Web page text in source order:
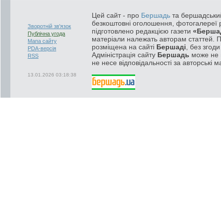
Зворотній зв'язок
Публічна угода
Мапа сайту
PDA-версія
RSS
13.01.2026 03:18:38
Цей сайт - про Бершадь та
безкоштовні оголошення, фотогалереї
підготовлено редакцією газети
матеріали належать авторам статтей.
розміщена на сайті Бершаді , без
Адміністрація сайту Бершадь може не
не несе відповідальності за авторські